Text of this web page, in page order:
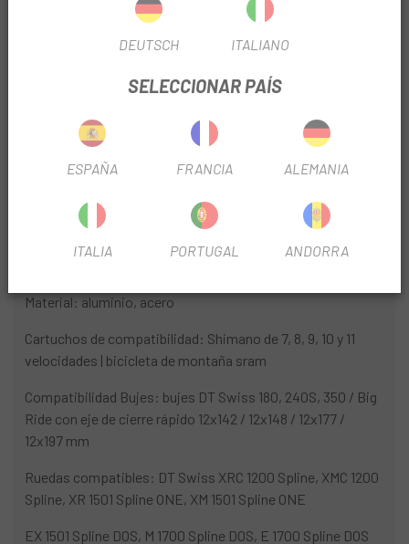
2022
Incluye tapa final a la derecha.
Material: aluminio, acero
Cartuchos de compatibilidad: Shimano de 7, 8, 9, 10 y 11
velocidades | bicicleta de montaña sram
Compatibilidad Bujes: bujes DT Swiss 180, 240S, 350 / Big
Ride con eje de cierre rápido 12x142 / 12x148 / 12x177 /
12x197 mm
Ruedas compatibles: DT Swiss XRC 1200 Spline, XMC 1200
Spline, XR 1501 Spline ONE, XM 1501 Spline ONE
EX 1501 Spline DOS, M 1700 Spline DOS, E 1700 Spline DOS
DEUTSCH ITALIANO
SELECCIONAR PAÍS
ESPAÑA FRANCIA ALEMANIA
ITALIA PORTUGAL ANDORRA